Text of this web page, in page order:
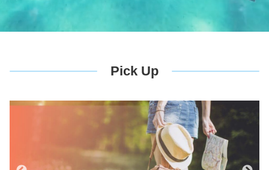
Pick Up